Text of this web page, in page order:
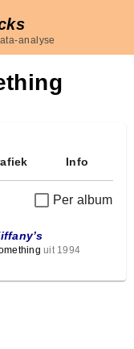
analyse
Info
Per album
uit 1994